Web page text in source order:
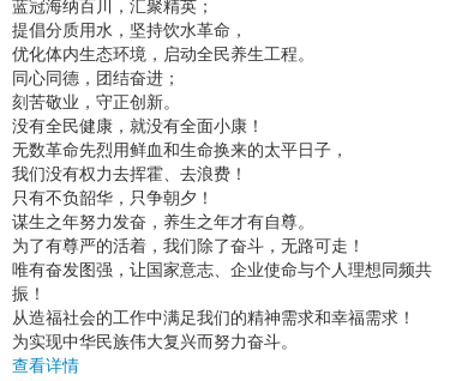
提倡分质用水，坚持饮水革命，
优化体内生态环境，启动全民养生工程。
同心同德，团结奋进；
刻苦敬业，守正创新。
没有全民健康，就没有全面小康！
无数革命先烈用鲜血和生命换来的太平日子，
我们没有权力去挥霍、去浪费！
只有不负韶华，只争朝夕！
谋生之年努力发奋，养生之年才有自尊。
为了有尊严的活着，我们除了奋斗，无路可走！
唯有奋发图强，让国家意志、企业使命与个人理想同频共
振！
从造福社会的工作中满足我们的精神需求和幸福需求！
为实现中华民族伟大复兴而努力奋斗。
查看详情